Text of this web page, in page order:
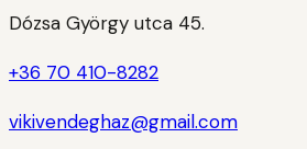
Dózsa György utca 45.
+36 70 410-8282
vikivendeghaz@gmail.com